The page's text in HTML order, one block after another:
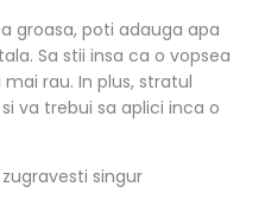
groasa, poti adauga apa
Sa stii insa ca o vopsea
rau. In plus, stratul
va trebui sa aplici inca o
singur